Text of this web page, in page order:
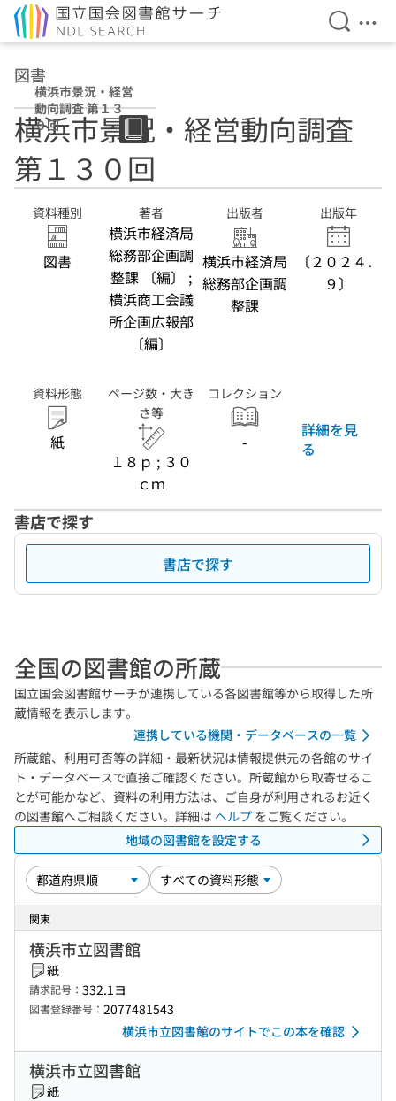
検索を
メ
図書
横浜市景況・経営
動向調査 第１３
０回
横浜市景況・経営動向調査
第１３０回
資料種別
図書
著者
横浜市経済局
総務部企画調
整課 〔編〕 ;
横浜商工会議
所企画広報部
〔編〕
出版者
横浜市経済局
総務部企画調
整課
出版年
〔２０２４．
９〕
資料形態
紙
ページ数・大き
さ等
１８ｐ ; ３０
ｃｍ
コレクション
-
詳細を見
る
書店で探す
書店で探す
全国の図書館の所蔵
国立国会図書館サーチが連携している各図書館等から取得した所
蔵情報を表示します。
連携している機関・データベースの一覧
所蔵館、利用可否等の詳細・最新状況は情報提供元の各館のサイ
ト・データベースで直接ご確認ください。所蔵館から取寄せるこ
とが可能かなど、資料の利用方法は、ご自身が利用されるお近く
の図書館へご相談ください。詳細は ヘルプ をご覧ください。
地域の図書館を設定する
関東
横浜市立図書館
紙
請求記号： 332.1ヨ
図書登録番号： 2077481543
横浜市立図書館のサイトでこの本を確認
横浜市立図書館
紙